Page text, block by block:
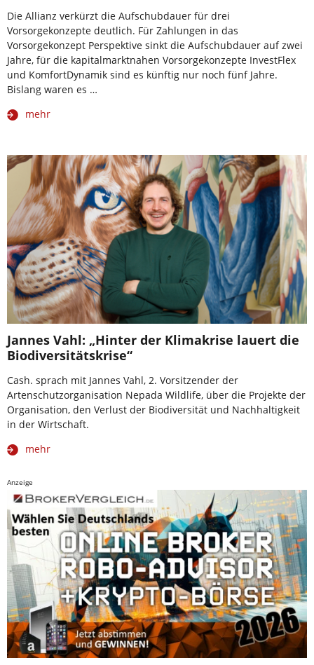
Die Allianz verkürzt die Aufschubdauer für drei
Vorsorgekonzepte deutlich. Für Zahlungen in das
Vorsorgekonzept Perspektive sinkt die Aufschubdauer auf zwei
Jahre, für die kapitalmarktnahen Vorsorgekonzepte InvestFlex
und KomfortDynamik sind es künftig nur noch fünf Jahre.
Bislang waren es …
mehr
Jannes Vahl: „Hinter der Klimakrise lauert die
Biodiversitätskrise“
Cash. sprach mit Jannes Vahl, 2. Vorsitzender der
Artenschutzorganisation Nepada Wildlife, über die Projekte der
Organisation, den Verlust der Biodiversität und Nachhaltigkeit
in der Wirtschaft.
mehr
Anzeige